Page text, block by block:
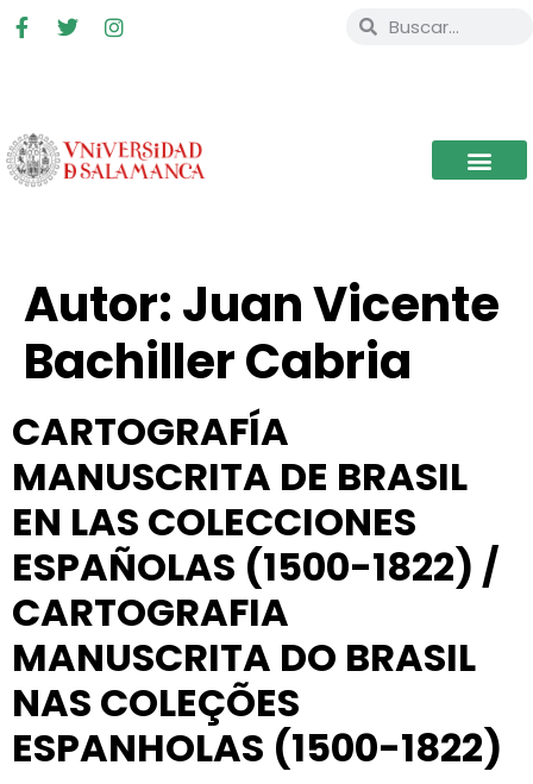
Autor:Juan Vicente
Bachiller Cabria
CARTOGRAFÍA
MANUSCRITA DE BRASIL
EN LAS COLECCIONES
ESPAÑOLAS (1500-1822) /
CARTOGRAFIA
MANUSCRITA DO BRASIL
NAS COLEÇÕES
ESPANHOLAS (1500-1822)